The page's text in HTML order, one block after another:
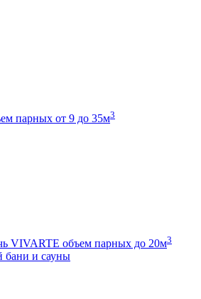
парных от 9 до 35м3
VIVARTE объем парных до 20м3
бани и сауны